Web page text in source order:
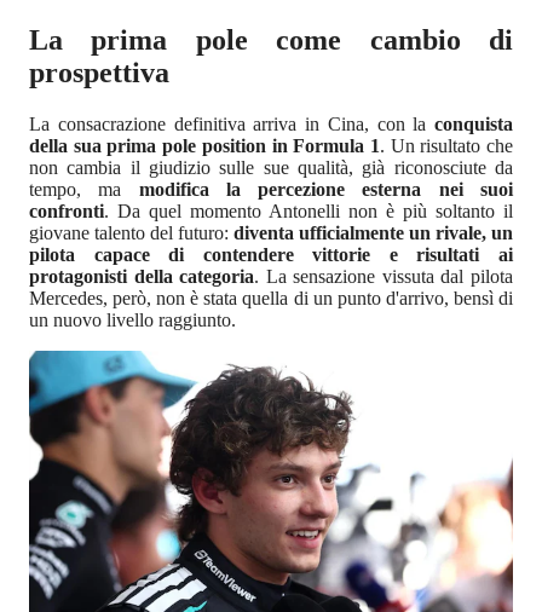
La prima pole come cambio di
prospettiva
La consacrazione definitiva arriva in Cina, con la conquista
della sua prima pole position in Formula 1. Un risultato che
non cambia il giudizio sulle sue qualità, già riconosciute da
tempo, ma modifica la percezione esterna nei suoi
confronti. Da quel momento Antonelli non è più soltanto il
giovane talento del futuro: diventa ufficialmente un rivale, un
pilota capace di contendere vittorie e risultati ai
protagonisti della categoria. La sensazione vissuta dal pilota
Mercedes, però, non è stata quella di un punto d'arrivo, bensì di
un nuovo livello raggiunto.